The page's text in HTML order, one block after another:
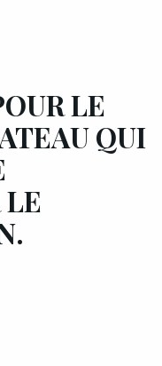
LE
QUI